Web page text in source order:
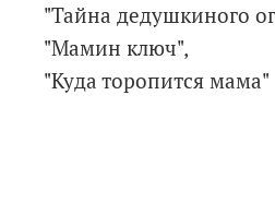
"Тайна дедушкиного
"Мамин ключ",
"Куда торопится мама"